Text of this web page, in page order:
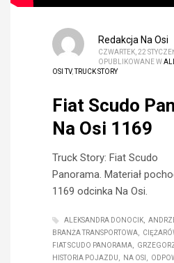
Redakcja Na Osi
CZWARTEK, 22
OPUBLIKOWANE WALL
OSI TV,TRUCK STORY
Fiat Scudo
Na Osi 1169
Truck Story: Fiat Scudo
Panorama. Materiał
1169 odcinka Na Osi.
ALEKSANDRA DONOCIK
BRANŻA TRANSPORTOWA
FIAT SCUDO PANORAMA
HISTORIA POJAZDU
NA OSI